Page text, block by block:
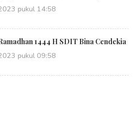
pukul 14:58
1444 H SDIT Bina Cendekia
pukul 09:58